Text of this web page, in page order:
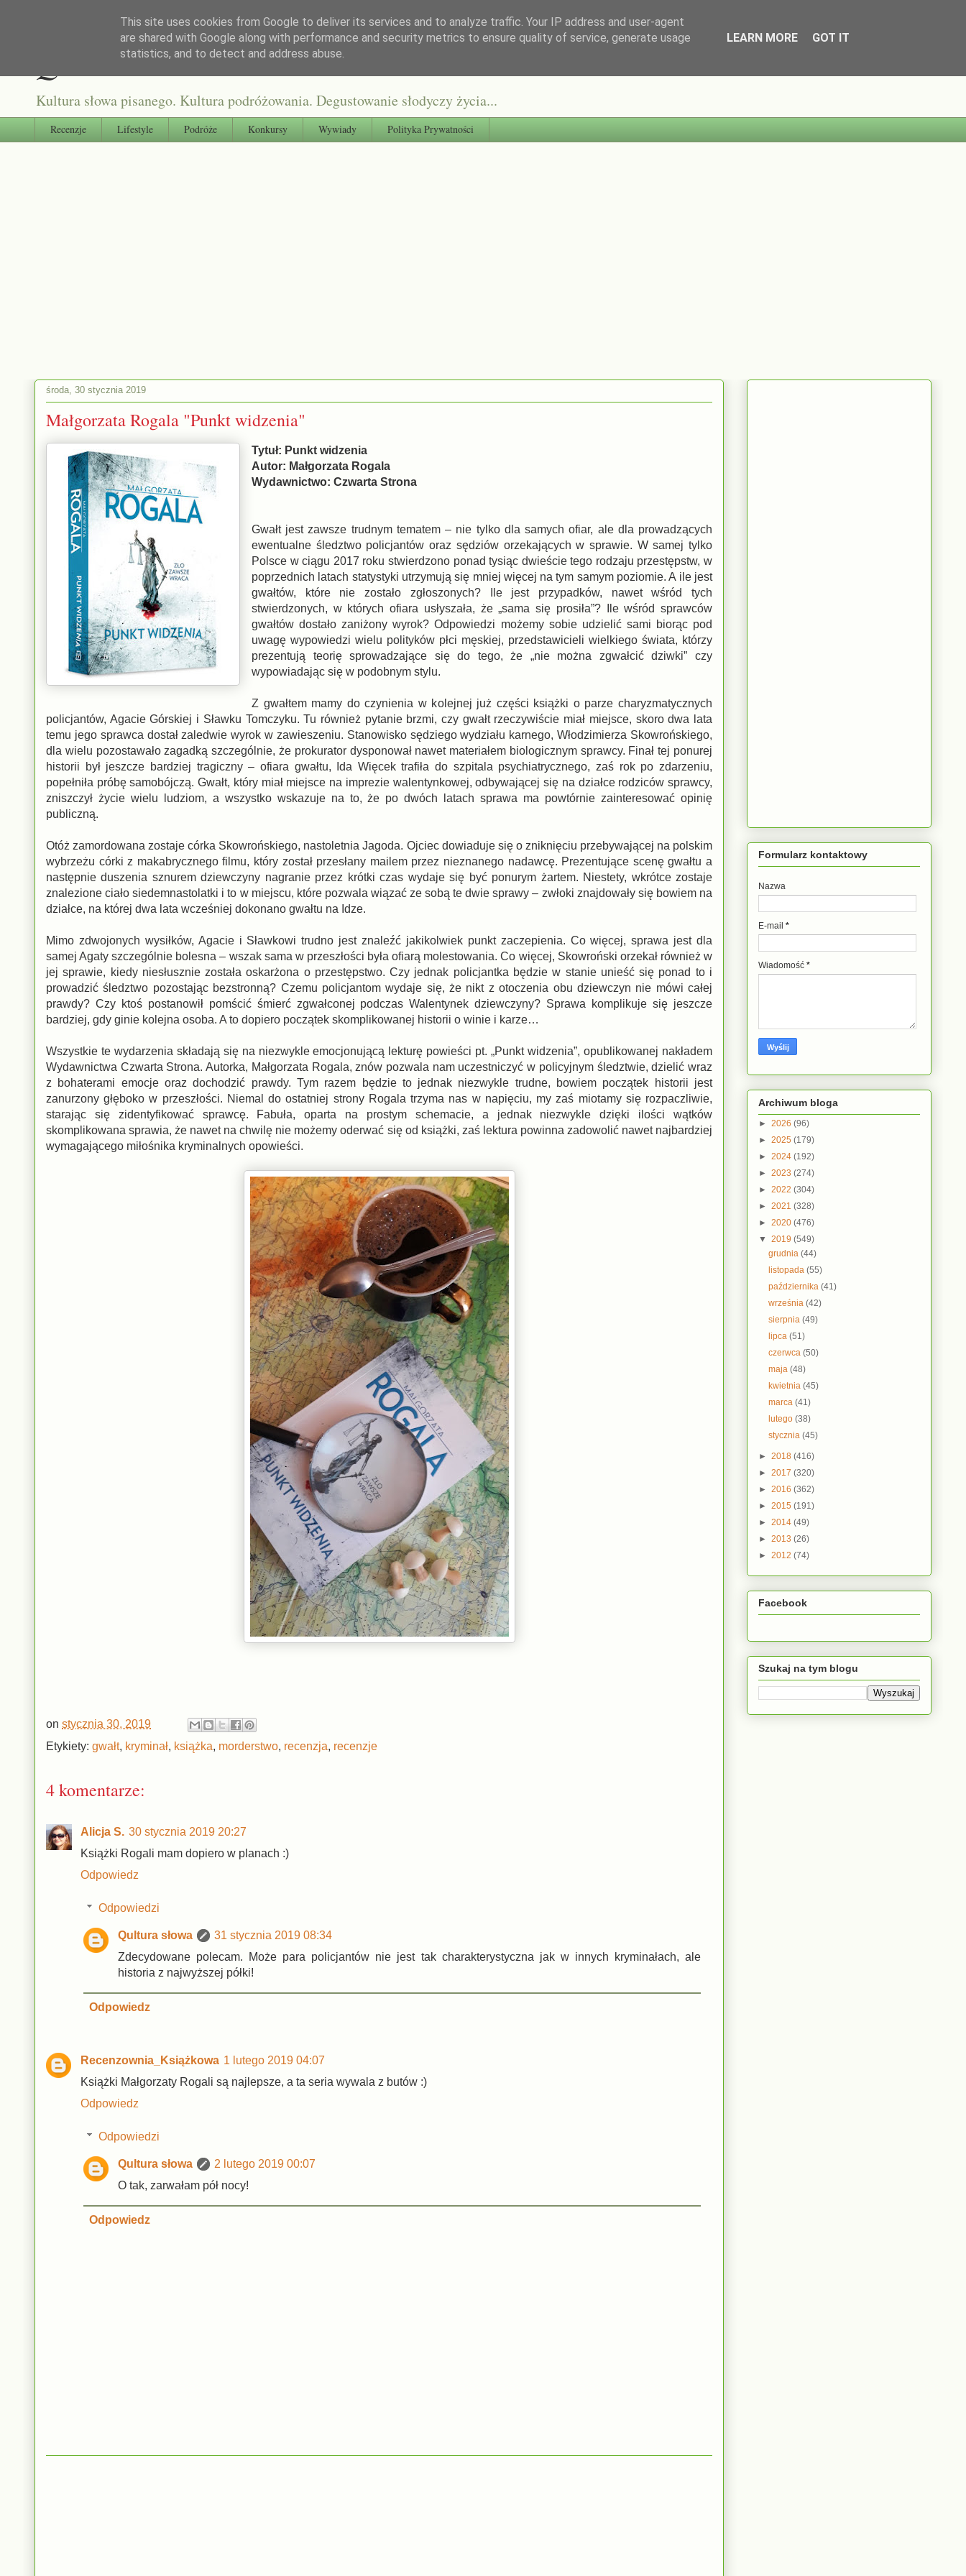
Qultura słowa
Kultura słowa pisanego. Kultura podróżowania. Degustowanie słodyczy życia...
Recenzje Lifestyle Podróże Konkursy Wywiady Polityka Prywatności
środa, 30 stycznia 2019
Małgorzata Rogala "Punkt widzenia"
Tytuł: Punkt widzenia
Autor: Małgorzata Rogala
Wydawnictwo: Czwarta Strona
Gwałt jest zawsze trudnym tematem – nie tylko dla samych ofiar, ale dla prowadzących
ewentualne śledztwo policjantów oraz sędziów orzekających w sprawie. W samej tylko
Polsce w ciągu 2017 roku stwierdzono ponad tysiąc dwieście tego rodzaju przestępstw, w
poprzednich latach statystyki utrzymują się mniej więcej na tym samym poziomie. A ile jest
gwałtów, które nie zostało zgłoszonych? Ile jest przypadków, nawet wśród tych
stwierdzonych, w których ofiara usłyszała, że „sama się prosiła”? Ile wśród sprawców
gwałtów dostało zaniżony wyrok? Odpowiedzi możemy sobie udzielić sami biorąc pod
uwagę wypowiedzi wielu polityków płci męskiej, przedstawicieli wielkiego świata, którzy
prezentują teorię sprowadzające się do tego, że „nie można zgwałcić dziwki” czy
wypowiadając się w podobnym stylu.
Z gwałtem mamy do czynienia w kolejnej już części książki o parze charyzmatycznych
policjantów, Agacie Górskiej i Sławku Tomczyku. Tu również pytanie brzmi, czy gwałt rzeczywiście miał miejsce, skoro dwa lata
temu jego sprawca dostał zaledwie wyrok w zawieszeniu. Stanowisko sędziego wydziału karnego, Włodzimierza Skowrońskiego,
dla wielu pozostawało zagadką szczególnie, że prokurator dysponował nawet materiałem biologicznym sprawcy. Finał tej ponurej
historii był jeszcze bardziej tragiczny – ofiara gwałtu, Ida Więcek trafiła do szpitala psychiatrycznego, zaś rok po zdarzeniu,
popełniła próbę samobójczą. Gwałt, który miał miejsce na imprezie walentynkowej, odbywającej się na działce rodziców sprawcy,
zniszczył życie wielu ludziom, a wszystko wskazuje na to, że po dwóch latach sprawa ma powtórnie zainteresować opinię
publiczną.
Otóż zamordowana zostaje córka Skowrońskiego, nastoletnia Jagoda. Ojciec dowiaduje się o zniknięciu przebywającej na polskim
wybrzeżu córki z makabrycznego filmu, który został przesłany mailem przez nieznanego nadawcę. Prezentujące scenę gwałtu a
następnie duszenia sznurem dziewczyny nagranie przez krótki czas wydaje się być ponurym żartem. Niestety, wkrótce zostaje
znalezione ciało siedemnastolatki i to w miejscu, które pozwala wiązać ze sobą te dwie sprawy – zwłoki znajdowały się bowiem na
działce, na której dwa lata wcześniej dokonano gwałtu na Idze.
Mimo zdwojonych wysiłków, Agacie i Sławkowi trudno jest znaleźć jakikolwiek punkt zaczepienia. Co więcej, sprawa jest dla
samej Agaty szczególnie bolesna – wszak sama w przeszłości była ofiarą molestowania. Co więcej, Skowroński orzekał również w
jej sprawie, kiedy niesłusznie została oskarżona o przestępstwo. Czy jednak policjantka będzie w stanie unieść się ponad to i
prowadzić śledztwo pozostając bezstronną? Czemu policjantom wydaje się, że nikt z otoczenia obu dziewczyn nie mówi całej
prawdy? Czy ktoś postanowił pomścić śmierć zgwałconej podczas Walentynek dziewczyny? Sprawa komplikuje się jeszcze
bardziej, gdy ginie kolejna osoba. A to dopiero początek skomplikowanej historii o winie i karze…
Wszystkie te wydarzenia składają się na niezwykle emocjonującą lekturę powieści pt. „Punkt widzenia”, opublikowanej nakładem
Wydawnictwa Czwarta Strona. Autorka, Małgorzata Rogala, znów pozwala nam uczestniczyć w policyjnym śledztwie, dzielić wraz
z bohaterami emocje oraz dochodzić prawdy. Tym razem będzie to jednak niezwykle trudne, bowiem początek historii jest
zanurzony głęboko w przeszłości. Niemal do ostatniej strony Rogala trzyma nas w napięciu, my zaś miotamy się rozpaczliwie,
starając się zidentyfikować sprawcę. Fabuła, oparta na prostym schemacie, a jednak niezwykle dzięki ilości wątków
skomplikowana sprawia, że nawet na chwilę nie możemy oderwać się od książki, zaś lektura powinna zadowolić nawet najbardziej
wymagającego miłośnika kryminalnych opowieści.
on stycznia 30, 2019
Etykiety: gwałt, kryminał, książka, morderstwo, recenzja, recenzje
4 komentarze:
Alicja S. 30 stycznia 2019 20:27
Książki Rogali mam dopiero w planach :)
Odpowiedz
Odpowiedzi
Qultura słowa
31 stycznia 2019 08:34
Zdecydowane polecam. Może para policjantów nie jest tak charakterystyczna jak w innych kryminałach, ale
historia z najwyższej półki!
Odpowiedz
Recenzownia_Książkowa 1 lutego 2019 04:07
Książki Małgorzaty Rogali są najlepsze, a ta seria wywala z butów :)
Odpowiedz
Odpowiedzi
Qultura słowa
2 lutego 2019 00:07
O tak, zarwałam pół nocy!
Odpowiedz
Formularz kontaktowy
Nazwa
E-mail *
Wiadomość *
Archiwum bloga
► 2026 (96)
► 2025 (179)
► 2024 (192)
► 2023 (274)
► 2022 (304)
► 2021 (328)
► 2020 (476)
▼ 2019 (549)
grudnia(44)
listopada(55)
października(41)
września(42)
sierpnia(49)
lipca(51)
czerwca(50)
maja(48)
kwietnia(45)
marca(41)
lutego(38)
stycznia(45)
► 2018 (416)
► 2017 (320)
► 2016 (362)
► 2015 (191)
► 2014 (49)
► 2013 (26)
► 2012 (74)
Facebook
Szukaj na tym blogu
This site uses cookies from Google to deliver its services and to analyze traffic. Your IP address and user-agent
are shared with Google along with performance and security metrics to ensure quality of service, generate usage
statistics, and to detect and address abuse.
LEARN MORE GOT IT